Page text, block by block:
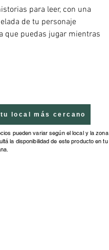
para leer, con una
de tu personaje
que puedas jugar mientras
local más cercano
pueden variar según el local y la zona
la disponibilidad de este producto en tu